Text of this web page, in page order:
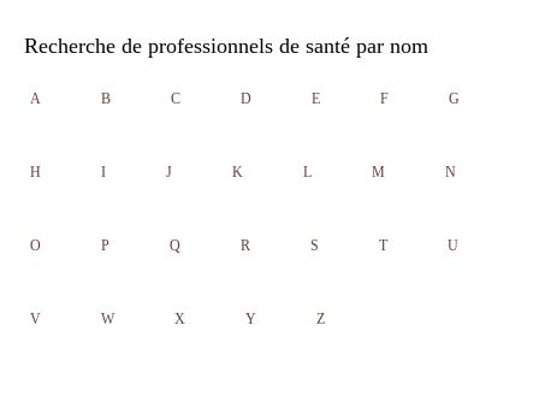
Recherche de professionnels de santé par nom
A B C D E F G
H I J K L M N
O P Q R S T U
V W X Y Z